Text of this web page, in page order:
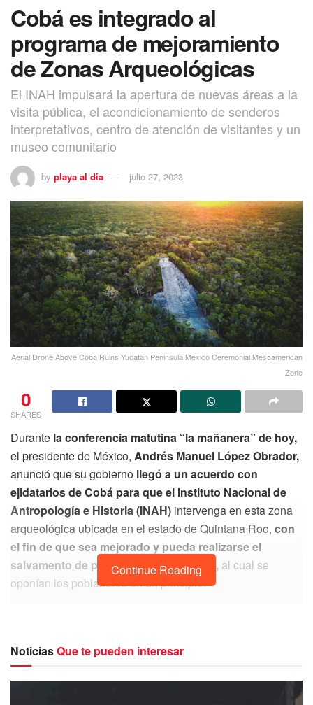
Cobá es integrado al
programa de mejoramiento
de Zonas Arqueológicas
El INAH impulsará la apertura de nuevas áreas a la
visita pública, el acondicionamiento de senderos
interpretativos, centro de atención de visitantes y un
museo comunitario
by playa al dia julio 27, 2023
Aerial Drone Above Coba Ruins Yucatan Peninsula Mexico Ceremonial Mesoamerican
Zone
0
SHARES
Durante la conferencia matutina “la mañanera” de hoy,
el presidente de México, Andrés Manuel López Obrador,
anunció que su gobierno llegó a un acuerdo con
ejidatarios de Cobá para que el Instituto Nacional de
Antropología e Historia (INAH) intervenga en esta zona
arqueológica ubicada en el estado de Quintana Roo, con
el fin de que sea mejorado y pueda realizarse el
salvamento de piezas correspondiente, al cual se
oponían los pobladores en un principio.
derestauración y salvamento en la zona arqueológica
de Cobá,
de Zonas Arqueológicas (Promeza).
Continue Reading
NoticiasQue te pueden interesar